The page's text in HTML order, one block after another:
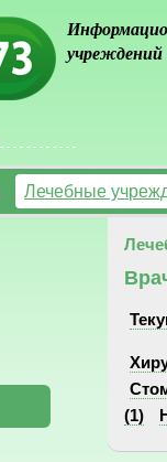
учреждений
Лечебные
(1)